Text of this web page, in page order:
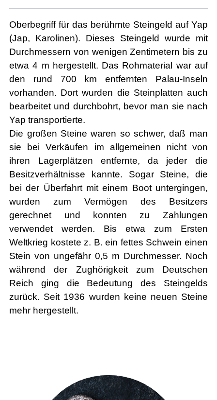
Oberbegriff für das berühmte Steingeld auf Yap
(Jap, Karolinen). Dieses Steingeld wurde mit
Durchmessern von wenigen Zentimetern bis zu
etwa 4 m hergestellt. Das Rohmaterial war auf
den rund 700 km entfernten Palau-Inseln
vorhanden. Dort wurden die Steinplatten auch
bearbeitet und durchbohrt, bevor man sie nach
Yap transportierte.
Die großen Steine waren so schwer, daß man
sie bei Verkäufen im allgemeinen nicht von
ihren Lagerplätzen entfernte, da jeder die
Besitzverhältnisse kannte. Sogar Steine, die
bei der Überfahrt mit einem Boot untergingen,
wurden zum Vermögen des Besitzers
gerechnet und konnten zu Zahlungen
verwendet werden. Bis etwa zum Ersten
Weltkrieg kostete z. B. ein fettes Schwein einen
Stein von ungefähr 0,5 m Durchmesser. Noch
während der Zughörigkeit zum Deutschen
Reich ging die Bedeutung des Steingelds
zurück. Seit 1936 wurden keine neuen Steine
mehr hergestellt.